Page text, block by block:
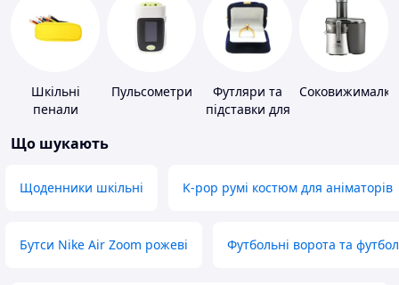
Шкільні
пенали
Пульсометри
Футляри та
підставки для
Соковижималки
Що шукають
Щоденники шкільні K-pop румі костюм для аніматорів
Бутси Nike Air Zoom рожеві Футбольні ворота та